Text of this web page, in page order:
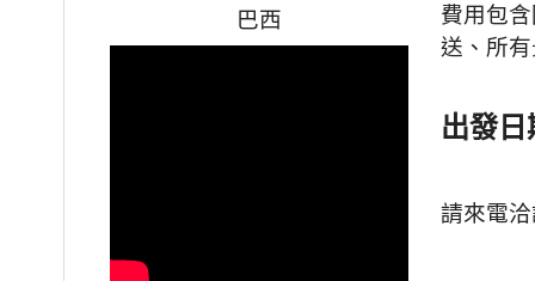
巴西
費用包
送、所
出發日
請來電